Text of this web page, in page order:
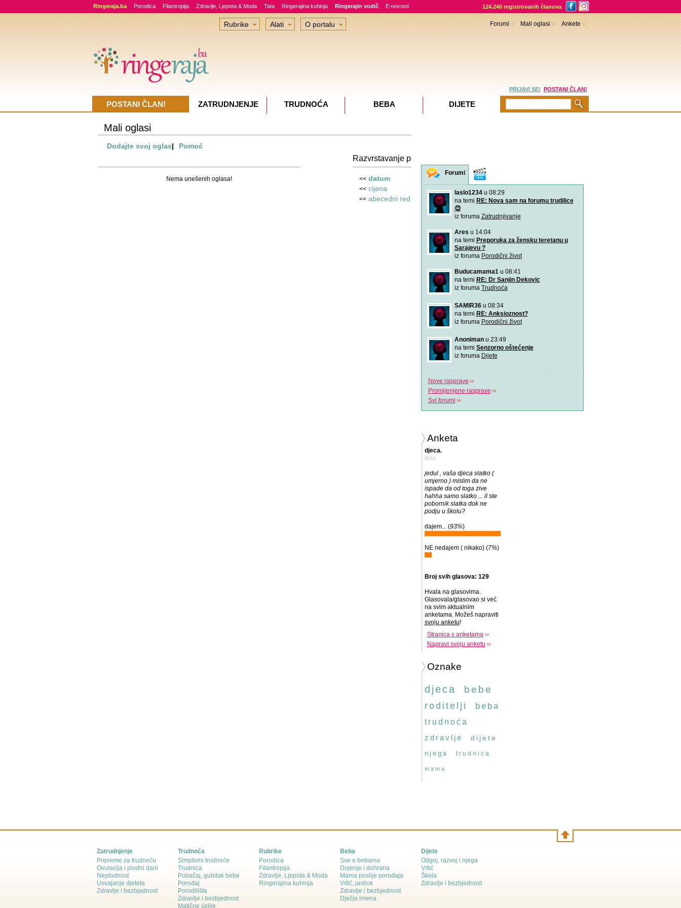
Ringeraja.ba Porodica Filantropija Zdravlje, Ljepota & Moda Tata Ringerajina kuhinja Ringerajin vodič E-novosti 124.240 registrovanih članova
Mali oglasi
Dodajte svoj oglas| Pomoć
Nema unešenih oglasa!
Razvrstavanje po
<< datum
<< cijena
<< abecedni red
Forumi
laslo1234u 08:29
na temi RE: Nova sam na forumu trudilice
😊
iz foruma Zatrudnjivanje
Ares u 14:04
na temi Preporuka za žensku teretanu u
Sarajevu ?
iz foruma Porodični život
Buducamama1u 08:41
na temi RE: Dr Sanjin Dekovic
iz foruma Trudnoća
SAMIR36u 08:34
na temi RE: Anksioznost?
iz foruma Porodični život
Anonimanu 23:49
na temi Senzorno oštećenje
iz foruma Dijete
Nove rasprave
Promijenjene rasprave
Svi forumi
Anketa
djeca.
felix
jedul , vaša djeca slatko (
umjerno ) mislim da ne
ispade da od toga zive
hahha samo slatko ... il ste
pobornik slatka dok ne
podju u školu?
dajem... (93%)
NE nedajem ( nikako) (7%)
Broj svih glasova: 129
Hvala na glasovima.
Glasovala/glasovao si već
na svim aktualnim
anketama. Možeš napraviti
svoju anketu!
Stranica s anketama
Napravi svoju anketu
Oznake
djeca bebe
roditelji beba
trudnoća
zdravlje
dijete
njega trudnica
mama
Rubrike Alati O portalu Forumi Mali oglasi Ankete
PRIJAVI SE! POSTANI ČLAN!
POSTANI ČLAN! ZATRUDNJENJE TRUDNOĆA BEBA DIJETE
Zatrudnjenje
Pripreme za trudnoću
Ovulacija i plodni dani
Neplodnost
Usvajanje djeteta
Zdravlje i bezbjednost
Trudnoća
Simptomi trudnoće
Trudnica
Pobačaj, gubitak bebe
Porođaj
Porodilišta
Zdravlje i bezbjednost
Matične ćelije
Rubrike
Porodica
Filantropija
Zdravlje, Ljepota & Moda
Ringerajina kuhinja
Beba
Sve o bebama
Dojenje i dohrana
Mama poslije porođaja
Vrtić, jaslice
Zdravlje i bezbjednost
Dječja imena
Dijete
Odgoj, razvoj i njega
Vrtić
Škola
Zdravlje i bezbjednost